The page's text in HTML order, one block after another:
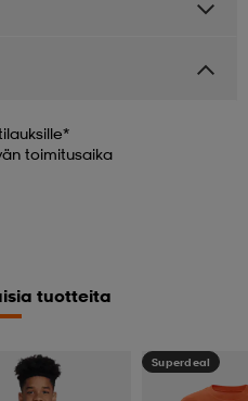
toimitusaika
tuotteita
Superdeal